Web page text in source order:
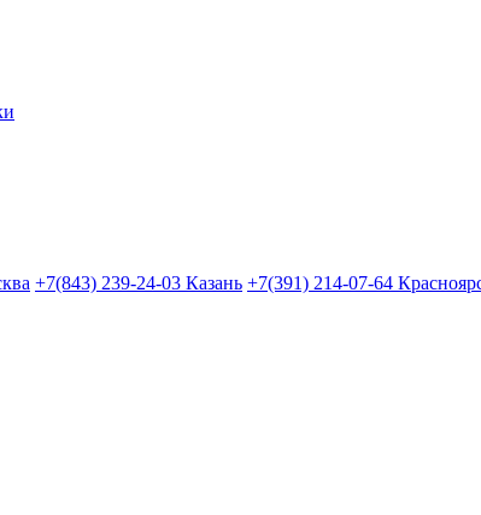
+7(843) 239-24-03 Казань +7(391) 214-07-64